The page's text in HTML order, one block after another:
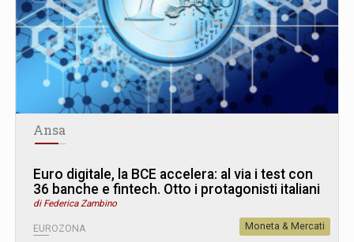
Ansa
Euro digitale, la BCE accelera: al via i test con
36 banche e fintech. Otto i protagonisti italiani
di Federica Zambino
EUROZONA Moneta & Mercati